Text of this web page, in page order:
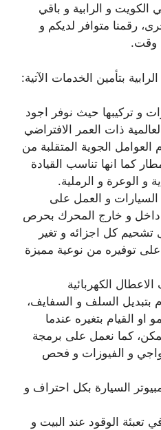
الكويت و الرابية و باقي
رقمنا متوافر لديكم و
وقت.
بتأمين الخدمات الآتية:
و تركيبها حيث نوفر اجود
ذات العمر الافتراضي
العوامل الجوية المتقلبة من
كما انها تناسب القيادة
و الوعرة و الرملية.
و العمل على
داخل و خارج المحرك بحرص
تشحيم كل اجزائه و تغير
توفيره من نوعية مميزة
الكهربائية
بتبديل السلف و السفايف،
او القيام بتغيره عندما
كما نعمل على برمجة
و الفيوزات و فحص
السيارة بكل احتراف و
تعبئة الوقود عند البيت و